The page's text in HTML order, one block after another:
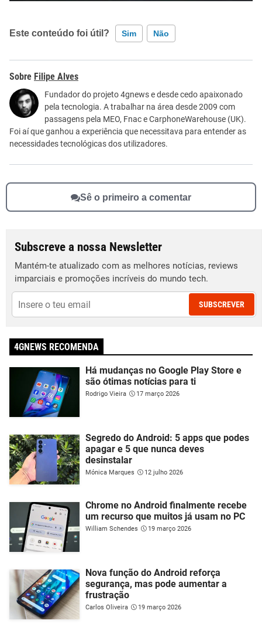
Este conteúdo foi útil? Sim Não
Este conteúdo contém informação incorreta
Este conteúdo não tem a informação que procuro
Outro
Filipe Alves
Fundador do projeto 4gnews e desde cedo apaixonado
pela tecnologia. A trabalhar na área desde 2009 com
passagens pela MEO, Fnac e CarphoneWarehouse (UK).
Foi aí que ganhou a experiência que necessitava para entender as
necessidades tecnológicas dos utilizadores.
Sê o primeiro a comentar
Subscreve a nossa Newsletter
Mantém-te atualizado com as melhores notícias, reviews
imparciais e promoções incríveis do mundo tech.
SUBSCREVER
4GNEWS RECOMENDA
Há mudanças no Google Play Store e
são ótimas notícias para ti
Rodrigo Vieira 17 março 2026
Segredo do Android: 5 apps que podes
apagar e 5 que nunca deves
desinstalar
Mónica Marques 12 julho 2026
Chrome no Android finalmente recebe
um recurso que muitos já usam no PC
William Schendes 19 março 2026
Nova função do Android reforça
segurança, mas pode aumentar a
frustração
Carlos Oliveira 19 março 2026